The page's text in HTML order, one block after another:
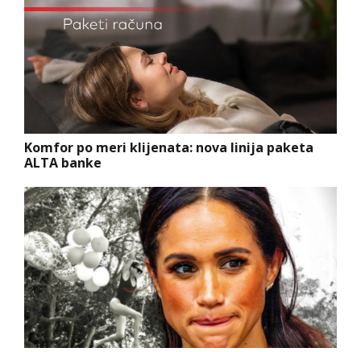
Komfor po meri klijenata: nova linija paketa
ALTA banke